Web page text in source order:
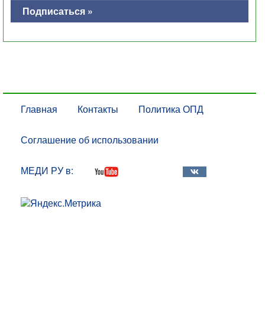
Подписаться »
Главная Контакты Политика ОПД
Соглашение об использовании
МЕДИ РУ в: